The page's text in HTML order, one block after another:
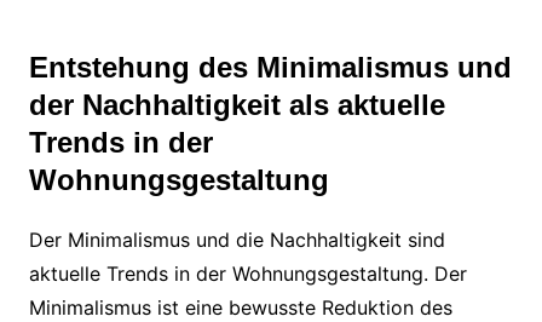
Entstehung des Minimalismus und
der Nachhaltigkeit als aktuelle
Trends in der
Wohnungsgestaltung
Der Minimalismus und die Nachhaltigkeit sind
aktuelle Trends in der Wohnungsgestaltung. Der
Minimalismus ist eine bewusste Reduktion des